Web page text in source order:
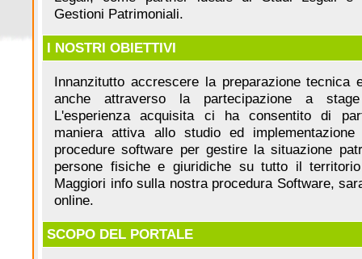
Gestioni Patrimoniali.
I NOSTRI OBIETTIVI
Innanzitutto accrescere la preparazione tecnica
anche attraverso la partecipazione a
L'esperienza acquisita ci ha consentito di
maniera attiva allo studio ed
procedure software per gestire la situazione
persone fisiche e giuridiche su tutto il
Maggiori info sulla nostra procedura Software,
online.
SCOPO DEL PORTALE